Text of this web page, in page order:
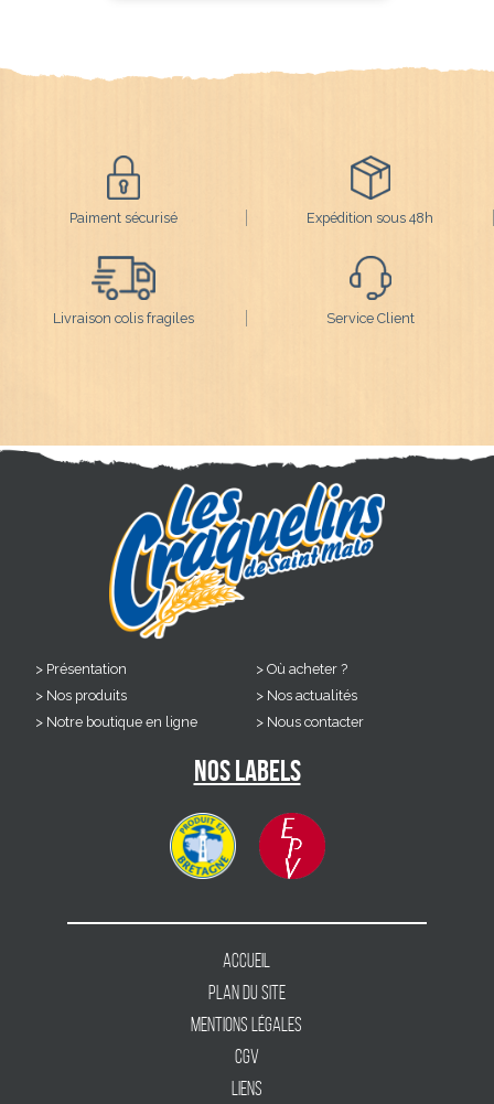
Paiment sécurisé Expédition sous 48h
Livraison colis fragiles Service Client
Présentation
Nos produits
Notre boutique en ligne
Où acheter ?
Nos actualités
Nous contacter
Nos labels
Accueil
Plan du site
Mentions légales
CGV
Liens